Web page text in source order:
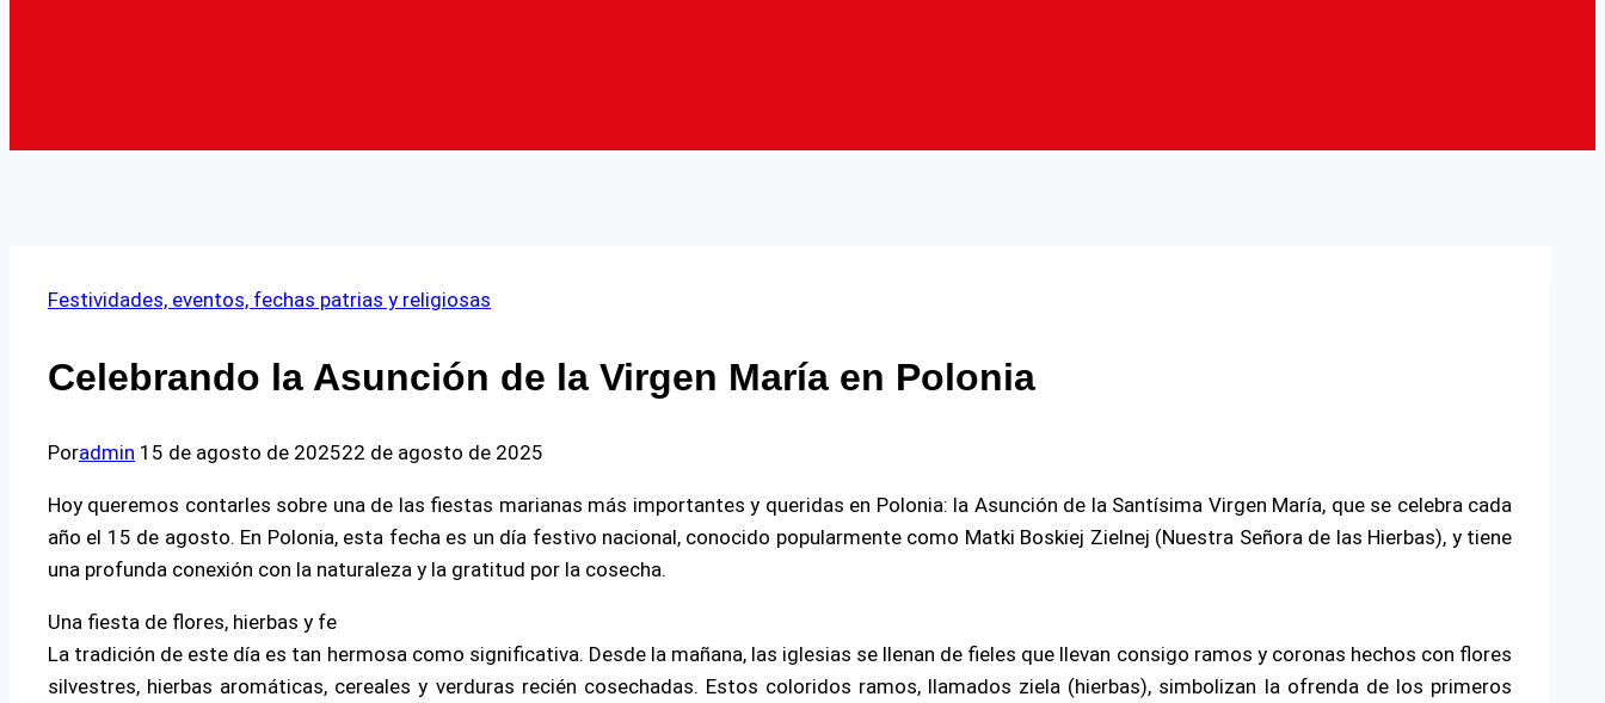
Festividades, eventos, fechas patrias y religiosas
Celebrando la Asunción de la Virgen María en Polonia
Poradmin 15 de agosto de 202522 de agosto de 2025
Hoy queremos contarles sobre una de las fiestas marianas más importantes y queridas en Polonia: la Asunción de la Santísima Virgen María, que se celebra cada
año el 15 de agosto. En Polonia, esta fecha es un día festivo nacional, conocido popularmente como Matki Boskiej Zielnej (Nuestra Señora de las Hierbas), y tiene
una profunda conexión con la naturaleza y la gratitud por la cosecha.
Una fiesta de flores, hierbas y fe
La tradición de este día es tan hermosa como significativa. Desde la mañana, las iglesias se llenan de fieles que llevan consigo ramos y coronas hechos con flores
silvestres, hierbas aromáticas, cereales y verduras recién cosechadas. Estos coloridos ramos, llamados ziela (hierbas), simbolizan la ofrenda de los primeros